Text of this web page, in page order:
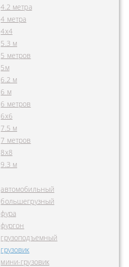
4.2 метра
4 метра
4x4
5.3 м
5 метров
5м
6.2 м
6 м
6 метров
6х6
7.5 м
7 метров
8х8
9.3 м
автомобильный
большегрузный
фура
фургон
грузоподъемный
грузовик
мини-грузовик